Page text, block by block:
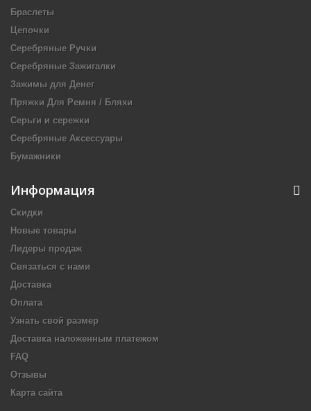
Браслеты
Цепочки
Серебряные Ручки
Серебряные Зажигалки
Зажимы для Денег
Пряжки Для Ремня / Бляхи
Серьги и сережки
Серебряные Аксессуары
Бумажники
Информация
Скидки
Новые товары
Лидеры продаж
Связаться с нами
Доставка
Оплата
Узнать свой размер
Доставка наложенным платежом
FAQ
Отзывы
Карта сайта